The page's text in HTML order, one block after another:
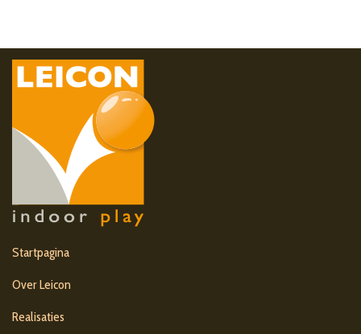
Startpagina
Over Leicon
Realisaties